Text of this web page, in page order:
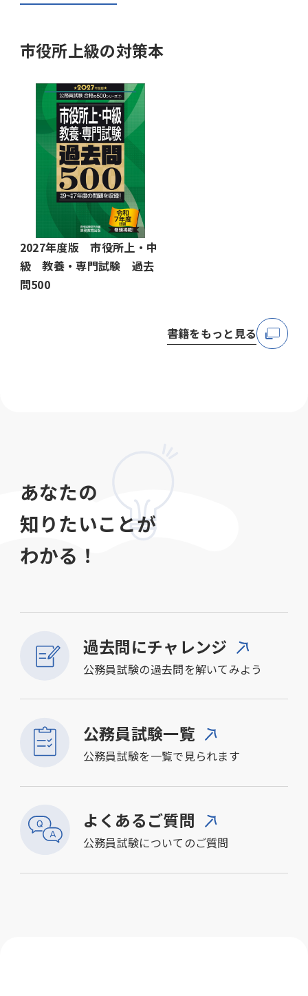
市役所上級の対策本
2027年度版 市役所上・中
級 教養・専門試験 過去
問500
書籍をもっと見る
あなたの
知りたいことが
わかる！
過去問にチャレンジ
公務員試験の過去問を解いてみよう
公務員試験一覧
公務員試験を一覧で見られます
よくあるご質問
公務員試験についてのご質問